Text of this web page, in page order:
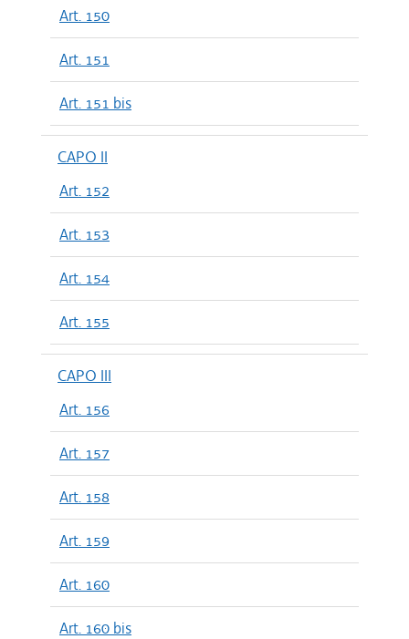
Art. 150
Art. 151
Art. 151 bis
CAPO II
Art. 152
Art. 153
Art. 154
Art. 155
CAPO III
Art. 156
Art. 157
Art. 158
Art. 159
Art. 160
Art. 160 bis